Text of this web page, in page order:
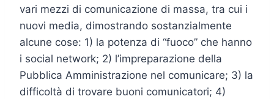
vari mezzi di comunicazione di massa, tra cui i
nuovi media, dimostrando sostanzialmente
alcune cose: 1) la potenza di “fuoco” che hanno
i social network; 2) l’impreparazione della
Pubblica Amministrazione nel comunicare; 3) la
difficoltà di trovare buoni comunicatori; 4)